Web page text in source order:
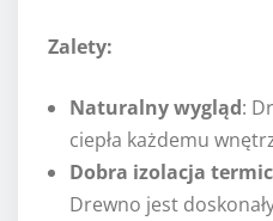
Zalety:
Naturalny wygląd:
ciepła każdemu
Dobra izolacja
Drewno jest